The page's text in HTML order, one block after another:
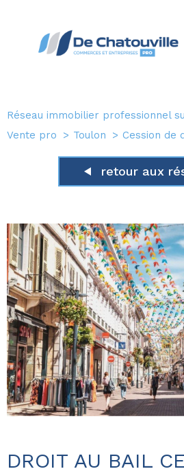
Réseau immobilier professionnel
Vente pro
Toulon Cession de
retour aux
DROIT AU BAIL